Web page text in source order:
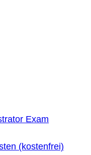
Exam
(kostenfrei)